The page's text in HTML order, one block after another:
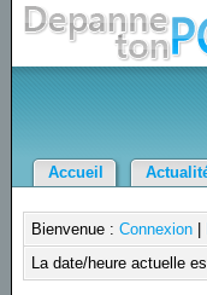
Accueil
Bienvenue :Connexion
La date/heure actuelle